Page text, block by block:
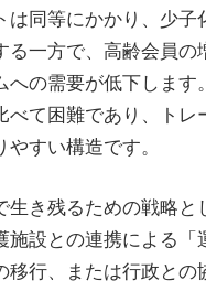
は同等にかかり、少子
る一方で、高齢会員の
への需要が低下します
べて困難であり、トレ
すい構造です。
生き残るための戦略と
施設との連携による「
移行、または行政との